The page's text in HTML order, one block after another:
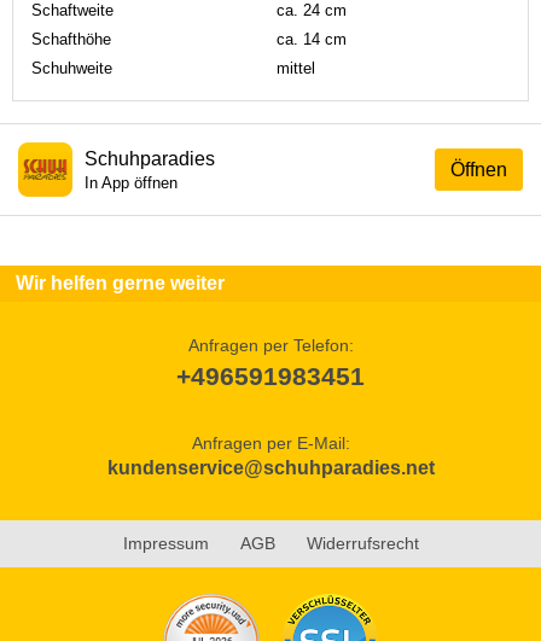
Schaftweite
ca. 24 cm
Schafthöhe
ca. 14 cm
Schuhweite
mittel
Öffnen
Schuhparadies
In App öffnen
Wir helfen gerne weiter
Anfragen per Telefon:
+496591983451
Anfragen per E-Mail:
kundenservice@schuhparadies.net
Impressum AGB Widerrufsrecht